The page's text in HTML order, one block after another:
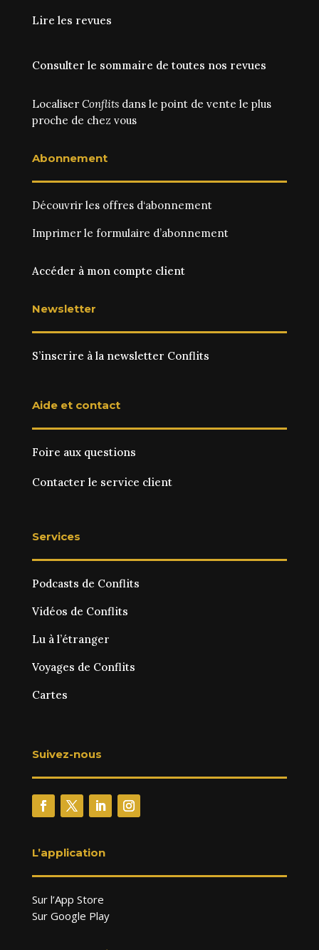
Lire les revues
Consulter le sommaire de toutes nos revues
Localiser Conflitsdans le point de vente le plus
proche de chez vous
Abonnement
Découvrir les offres d‘abonnement
Imprimer le formulaire d’abonnement
Accéder à mon compte client
Newsletter
S’inscrire à la newsletter Conflits
Aide et contact
Foire aux questions
Contacter le service client
Services
Podcasts de Conflits
Vidéos de Conflits
Lu à l’étranger
Voyages de Conflits
Cartes
Suivez-nous
L’application
Sur l’App Store
Sur Google Play